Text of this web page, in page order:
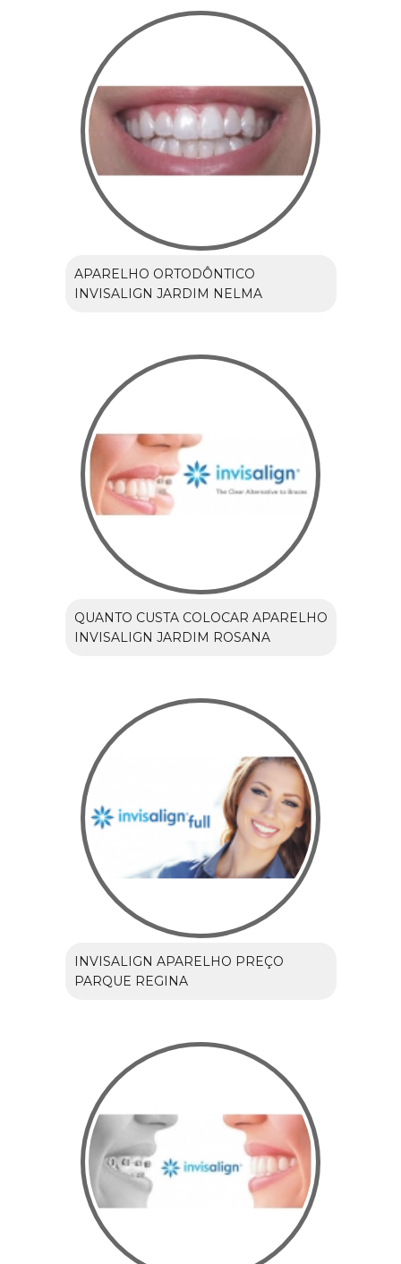
APARELHO ORTODÔNTICO
INVISALIGN JARDIM NELMA
QUANTO CUSTA COLOCAR APARELHO
INVISALIGN JARDIM ROSANA
INVISALIGN APARELHO PREÇO
PARQUE REGINA